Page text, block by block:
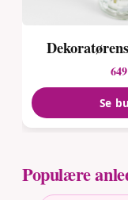
Se
Populære